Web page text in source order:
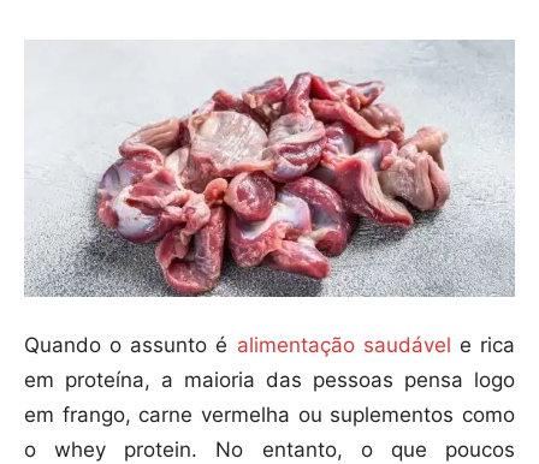
Quando o assunto é alimentação saudável e rica
em proteína, a maioria das pessoas pensa logo
em frango, carne vermelha ou suplementos como
o whey protein. No entanto, o que poucos